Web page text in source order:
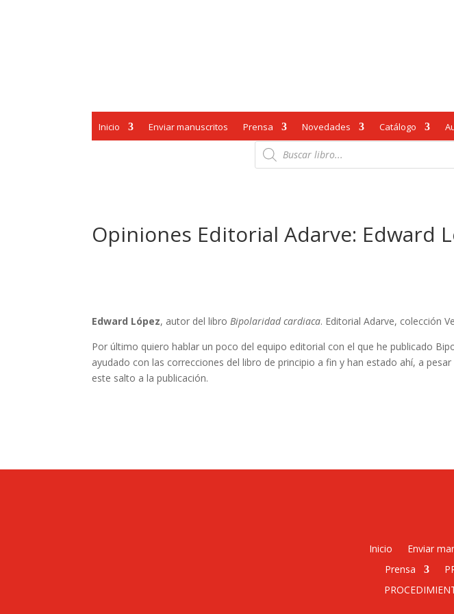
Inicio Enviar manuscritos Prensa Novedades Catálogo
Búsqueda
de
productos
Opiniones Editorial Adarve: Edward
Edward López, autor del libro Bipolaridad cardiaca. Editorial Adarve, colección
Por último quiero hablar un poco del equipo editorial con el que he publicado
ayudado con las correcciones del libro de principio a fin y han estado ahí, a
este salto a la publicación.
Inicio Enviar
Prensa